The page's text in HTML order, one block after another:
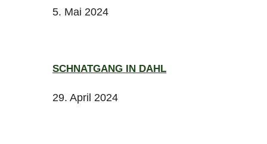
5. Mai 2024
SCHNATGANG IN DAHL
29. April 2024